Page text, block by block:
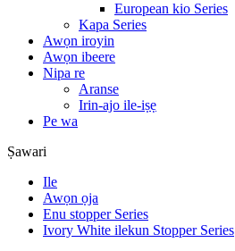
European kio Series
Kapa Series
Awọn iroyin
Awọn ibeere
Nipa re
Aranse
Irin-ajo ile-iṣẹ
Pe wa
Ṣawari
Ile
Awọn ọja
Enu stopper Series
Ivory White ilekun Stopper Series